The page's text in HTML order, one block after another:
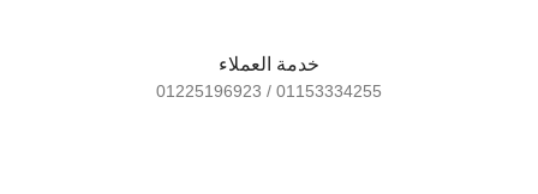
خدمة العملاء
01153334255 / 01225196923